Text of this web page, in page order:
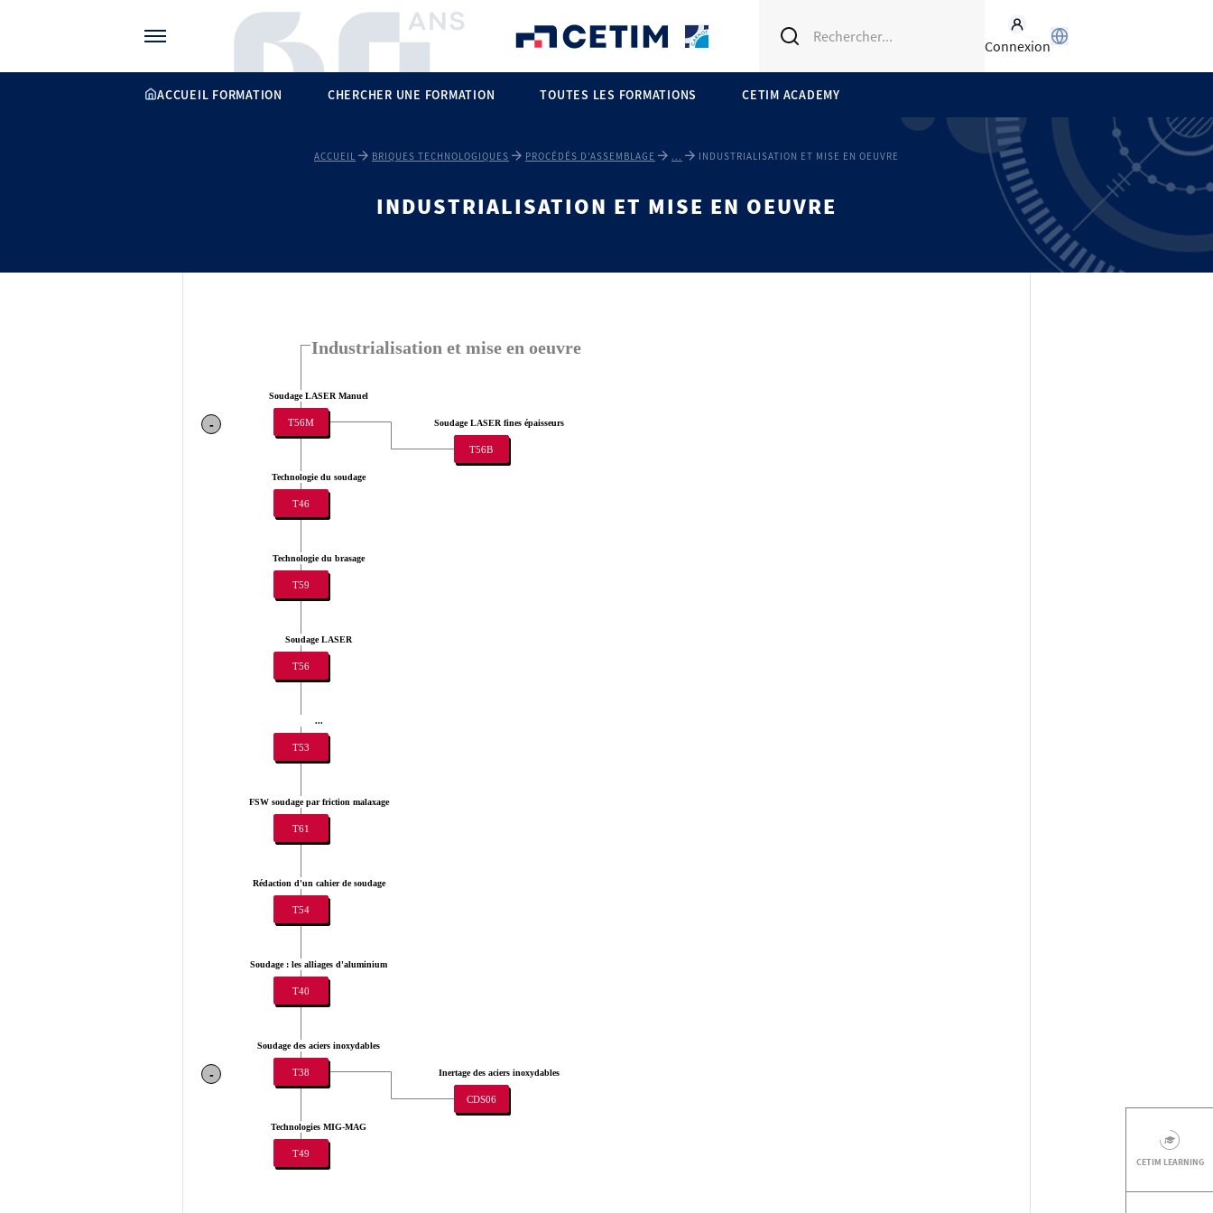
Connexion
ACCUEIL FORMATION CHERCHER UNE FORMATION TOUTES LES FORMATIONS CETIM ACADEMY
ACCUEIL BRIQUES TECHNOLOGIQUES PROCÉDÉS D'ASSEMBLAGE ... INDUSTRIALISATION ET MISE EN OEUVRE
INDUSTRIALISATION ET MISE EN OEUVRE
CETIM LEARNING
Industrialisation et mise en oeuvre
T56M
Soudage LASER Manuel
T56B
Soudage LASER fines épaisseurs
T46
Technologie du soudage
T59
Technologie du brasage
T56
Soudage LASER
T53
...
T61
FSW soudage par friction malaxage
T54
Rédaction d'un cahier de soudage
T40
Soudage : les alliages d'aluminium
T38
Soudage des aciers inoxydables
CDS06
Inertage des aciers inoxydables
T49
Technologies MIG-MAG
-
-